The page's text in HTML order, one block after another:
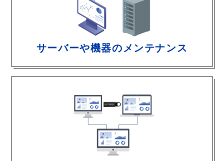
サーバーや機器のメンテナンス